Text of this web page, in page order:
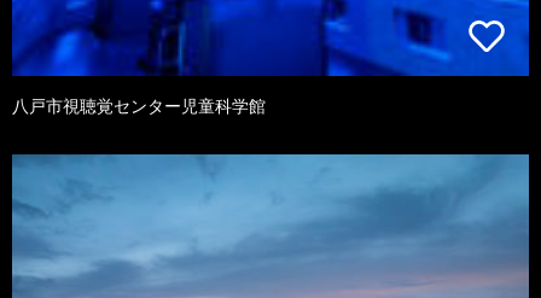
八戸市視聴覚センター児童科学館